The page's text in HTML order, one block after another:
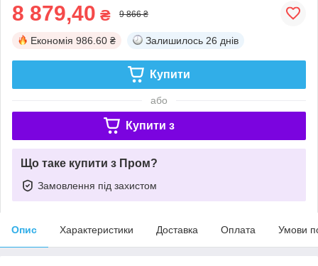
8 879,40 ₴ 9 866 ₴
Економія 986.60 ₴ Залишилось 26 днів
Купити
або
Купити з
Що таке купити з Пром?
Замовлення під захистом
Опис Характеристики Доставка Оплата Умови